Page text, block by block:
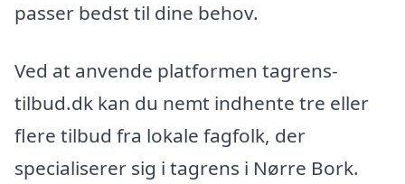
passer bedst til dine behov.
Ved at anvende platformen tagrens-
tilbud.dk kan du nemt indhente tre eller
flere tilbud fra lokale fagfolk, der
specialiserer sig i tagrens i Nørre Bork.